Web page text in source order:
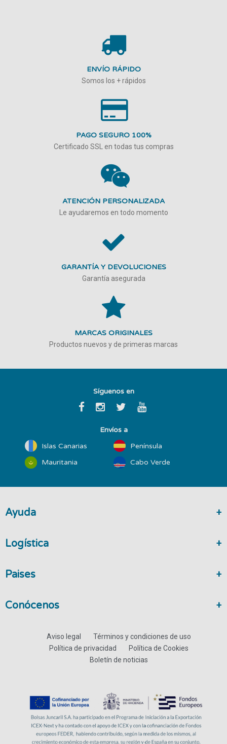
ENVÍO RÁPIDO
Somos los + rápidos
PAGO SEGURO 100%
Certificado SSL en todas tus compras
ATENCIÓN PERSONALIZADA
Le ayudaremos en todo momento
GARANTÍA Y DEVOLUCIONES
Garantía asegurada
MARCAS ORIGINALES
Productos nuevos y de primeras marcas
Síguenos en
Envíos a
Islas Canarias
Península
Mauritania
Cabo Verde
Ayuda
Logística
Paises
Conócenos
Aviso legal
Términos y condiciones de uso
Política de privacidad
Política de Cookies
Boletín de noticias